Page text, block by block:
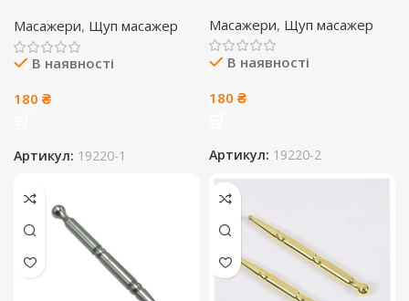
Масажери, Щуп масажер
В наявності
180 ₴
Артикул: 19220-1
Масажери, Щуп масажер
В наявності
180 ₴
Артикул: 19220-2